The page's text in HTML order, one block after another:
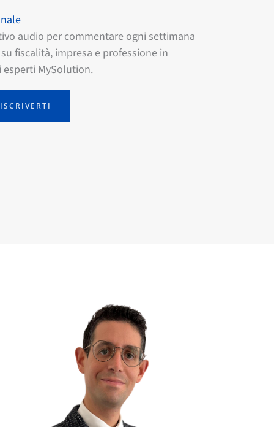
audio per commentare ogni settimana
fiscalità, impresa e professione in
MySolution.